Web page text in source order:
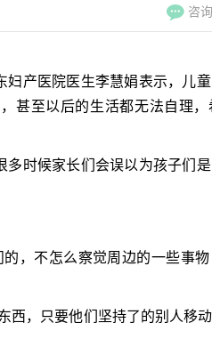
咨询
产医院医生李慧娟表示，儿童
甚至以后的生活都无法自理，
候家长们会误以为孩子们是
不怎么察觉周边的一些事物
，只要他们坚持了的别人移动